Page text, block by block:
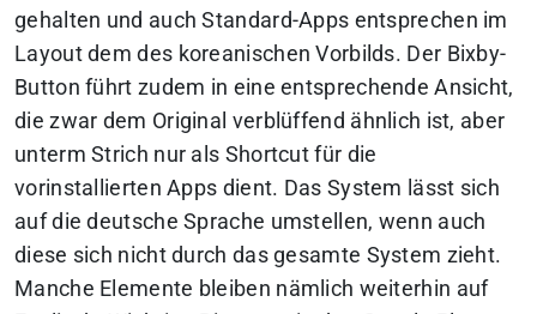
gehalten und auch Standard-Apps entsprechen im
Layout dem des koreanischen Vorbilds. Der Bixby-
Button führt zudem in eine entsprechende Ansicht,
die zwar dem Original verblüffend ähnlich ist, aber
unterm Strich nur als Shortcut für die
vorinstallierten Apps dient. Das System lässt sich
auf die deutsche Sprache umstellen, wenn auch
diese sich nicht durch das gesamte System zieht.
Manche Elemente bleiben nämlich weiterhin auf